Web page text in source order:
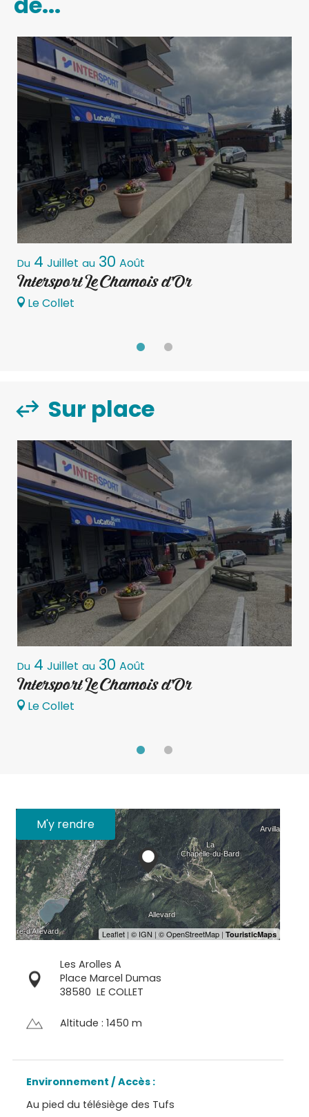
Du 4 Juillet au 30 Août
Intersport Le Chamois d'Or
Le Collet
Sur place
Du 4 Juillet au 30 Août
Intersport Le Chamois d'Or
Le Collet
M'y rendre
Les Arolles A
Place Marcel Dumas
38580 LE COLLET
Altitude : 1450 m
Environnement / Accès :
Au pied du télésiège des Tufs